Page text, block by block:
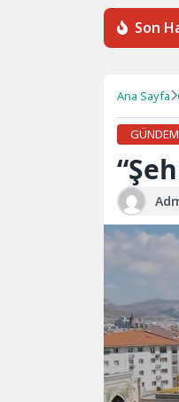
Son
Aranan Hükümlü JASAT
Ana Sayfa
GÜNDEM